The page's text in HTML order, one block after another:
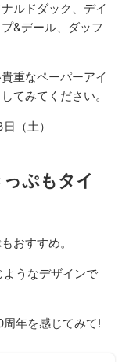
ルドダック、デイ
&デール、ダッフ
重なペーパーアイ
てみてください。
（土）
ぷもタイ
おすすめ。
うなデザインで
年を感じてみて!